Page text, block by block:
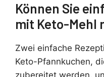
Können Sie
mit Keto-Mehl
Zwei einfache
Keto-Pfannkuchen,